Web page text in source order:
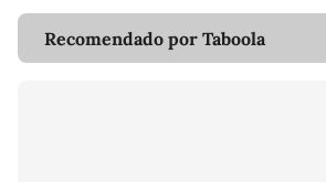
Recomendado por Taboola